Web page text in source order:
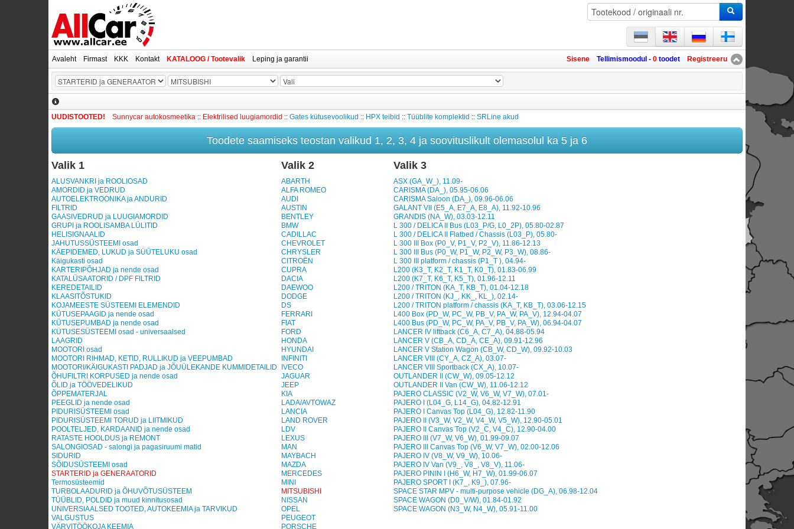
Avaleht Firmast KKK Kontakt KATALOOG / Tootevalik Leping ja garantii Sisene Tellimismoodul - 0 toodet Registreeru
UUDISTOOTED! Sunnycar autokosmeetika :: Elektrilised luugiamordid :: Gates kütusevoolikud :: HPX teibid :: Tüüblite komplektid :: SRLine akud
Toodete saamiseks teostan valikud 1, 2, 3, 4 ja soovituslikult olemasolul ka 5 ja 6
Valik 1
ALUSVANKRI ja ROOLIOSAD
AMORDID ja VEDRUD
AUTOELEKTROONIKA ja ANDURID
FILTRID
GAASIVEDRUD ja LUUGIAMORDID
GRUPI ja ROOLISAMBA LÜLITID
HELISIGNAALID
JAHUTUSSÜSTEEMI osad
KÄEPIDEMED, LUKUD ja SÜÜTELUKU osad
Käigukasti osad
KARTERIPÕHJAD ja nende osad
KATALÜSAATORID / DPF FILTRID
KEREDETAILID
KLAASITÕSTUKID
KOJAMEESTE SÜSTEEMI ELEMENDID
KÜTUSEPAAGID ja nende osad
KÜTUSEPUMBAD ja nende osad
KÜTUSESÜSTEEMI osad - universaalsed
LAAGRID
MOOTORI osad
MOOTORI RIHMAD, KETID, RULLIKUD ja VEEPUMBAD
MOOTORI/KÄIGUKASTI PADJAD ja JÕUÜLEKANDE KUMMIDETAILID
ÕHUFILTRI KORPUSED ja nende osad
ÕLID ja TÖÖVEDELIKUD
ÕPPEMATERJAL
PEEGLID ja nende osad
PIDURISÜSTEEMI osad
PIDURISÜSTEEMI TORUD ja LIITMIKUD
POOLTELJED, KARDAANID ja nende osad
RATASTE HOOLDUS ja REMONT
SALONGIOSAD - salongi ja pagasiruumi matid
SIDURID
SÕIDUSÜSTEEMI osad
STARTERID ja GENERAATORID
Termosüsteemid
TURBOLAADURID ja ÕHUVÕTUSÜSTEEM
TÜÜBLID, POLDID ja muud kinnitusosad
UNIVERSIAALSED TOOTED, AUTOKEEMIA ja TARVIKUD
VALGUSTUS
VÄRVITÖÖKOJA KEEMIA
Valik 2
ABARTH
ALFA ROMEO
AUDI
AUSTIN
BENTLEY
BMW
CADILLAC
CHEVROLET
CHRYSLER
CITROËN
CUPRA
DACIA
DAEWOO
DODGE
DS
FERRARI
FIAT
FORD
HONDA
HYUNDAI
INFINITI
IVECO
JAGUAR
JEEP
KIA
LADA/AVTOWAZ
LANCIA
LAND ROVER
LDV
LEXUS
MAN
MAYBACH
MAZDA
MERCEDES
MINI
MITSUBISHI
NISSAN
OPEL
PEUGEOT
PORSCHE
Valik 3
ASX (GA_W_), 11.09-
CARISMA (DA_), 05.95-06.06
CARISMA Saloon (DA_), 09.96-06.06
GALANT VII (E5_A, E7_A, E8_A), 11.92-10.96
GRANDIS (NA_W), 03.03-12.11
L 300 / DELICA II Bus (L03_P/G, L0_2P), 05.80-02.87
L 300 / DELICA II Flatbed / Chassis (L03_P), 05.80-
L 300 III Box (P0_V, P1_V, P2_V), 11.86-12.13
L 300 III Bus (P0_W, P1_W, P2_W, P3_W), 08.86-
L 300 III platform / chassis (P1_T ), 04.94-
L200 (K3_T, K2_T, K1_T, K0_T), 01.83-06.99
L200 (K7_T, K6_T, K5_T), 01.96-12.11
L200 / TRITON (KA_T, KB_T), 01.04-12.18
L200 / TRITON (KJ_, KK_, KL_), 02.14-
L200 / TRITON platform / chassis (KA_T, KB_T), 03.06-12.15
L400 Box (PD_W, PC_W, PB_V, PA_W, PA_V), 12.94-04.07
L400 Bus (PD_W, PC_W, PA_V, PB_V, PA_W), 06.94-04.07
LANCER IV liftback (C6_A, C7_A), 04.88-05.94
LANCER V (CB_A, CD_A, CE_A), 09.91-12.96
LANCER V Station Wagon (CB_W, CD_W), 09.92-10.03
LANCER VIII (CY_A, CZ_A), 03.07-
LANCER VIII Sportback (CX_A), 10.07-
OUTLANDER II (CW_W), 09.05-12.12
OUTLANDER II Van (CW_W), 11.06-12.12
PAJERO CLASSIC (V2_W, V6_W, V7_W), 07.01-
PAJERO I (L04_G, L14_G), 04.82-12.91
PAJERO I Canvas Top (L04_G), 12.82-11.90
PAJERO II (V3_W, V2_W, V4_W, V5_W), 12.90-05.01
PAJERO II Canvas Top (V2_C, V4_C), 12.90-04.00
PAJERO III (V7_W, V6_W), 01.99-09.07
PAJERO III Canvas Top (V6_W, V7_W), 02.00-12.06
PAJERO IV (V8_W, V9_W), 10.06-
PAJERO IV Van (V9_, V8_, V8_V), 11.06-
PAJERO PININ I (H6_W, H7_W), 01.99-06.07
PAJERO SPORT I (K7_, K9_), 07.96-
SPACE STAR MPV - multi-purpose vehicle (DG_A), 06.98-12.04
SPACE WAGON (D0_V/W), 01.84-01.92
SPACE WAGON (N3_W, N4_W), 05.91-11.00